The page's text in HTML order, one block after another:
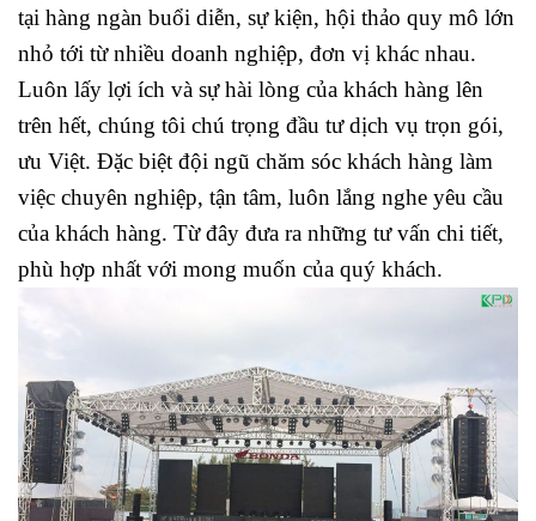
tại hàng ngàn buổi diễn, sự kiện, hội thảo quy mô lớn
nhỏ tới từ nhiều doanh nghiệp, đơn vị khác nhau.
Luôn lấy lợi ích và sự hài lòng của khách hàng lên
trên hết, chúng tôi chú trọng đầu tư dịch vụ trọn gói,
ưu Việt. Đặc biệt đội ngũ chăm sóc khách hàng làm
việc chuyên nghiệp, tận tâm, luôn lắng nghe yêu cầu
của khách hàng. Từ đây đưa ra những tư vấn chi tiết,
phù hợp nhất với mong muốn của quý khách.